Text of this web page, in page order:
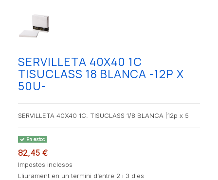
SERVILLETA 40X40 1C
TISUCLASS 18 BLANCA -12P X
50U-
SERVILLETA 40X40 1C. TISUCLASS 1/8 BLANCA [12p x 5
En estoc
82,45 €
Impostos inclosos
Lliurament en un termini d’entre 2 i 3 dies